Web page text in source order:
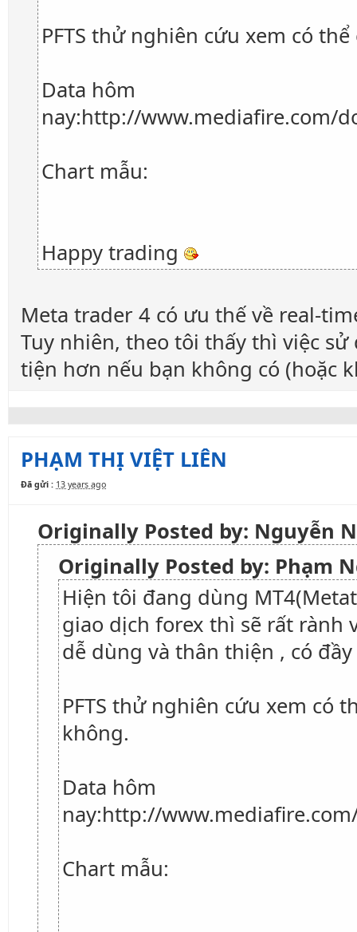
PFTS thử nghiên cứu xem có
Data hôm
nay:http://www.mediafire.com/
Chart mẫu:
Happy trading
Meta trader 4 có ưu thế về real-
Tuy nhiên, theo tôi thấy thì việc
tiện hơn nếu bạn không có (hoặc
PHẠM THỊ VIỆT LIÊN
Đã gửi : 13 years ago
Originally Posted by: Nguyễn
Originally Posted by: Phạm
Hiện tôi đang dùng
giao dịch forex thì sẽ rất rành
dễ dùng và thân thiện , có
PFTS thử nghiên cứu xem có
không.
Data hôm
nay:http://
Chart mẫu: